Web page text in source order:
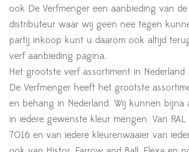
ook De Verfmenger een aanbieding van
distributeur waar wij geen nee tegen
partij inkoop kunt u daarom ook altijd
verf aanbieding pagina.
Het grootste verf assortiment in Nederland
De Verfmenger heeft het grootste
en behang in Nederland. Wij kunnen bijna
in iedere gewenste kleur mengen. Van
7016 en van iedere kleurenwaaier van